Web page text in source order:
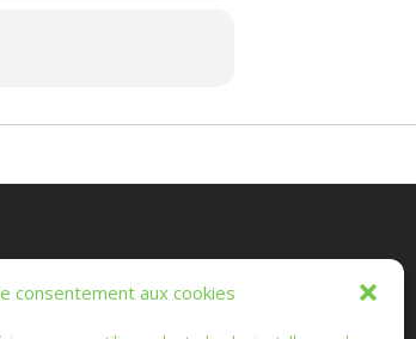
consentement aux cookies